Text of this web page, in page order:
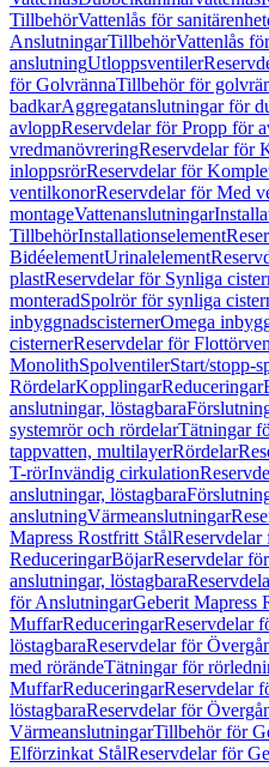
TillbehörVattenlås för
AnslutningarTillbehörVattenlås
anslutningUtloppsventiler
för GolvrännaTillbehör för
badkarAggregatanslutningar för
avloppReservdelar för Propp för
vredmanövreringReservdelar för
inloppsrörReservdelar för
ventilkonorReservdelar för Med
montageVattenanslutningar
TillbehörInstallationselement
BidéelementUrinalelement
plastReservdelar för Synliga
monteradSpolrör för synliga
inbyggnadscisternerOmega
cisternerReservdelar för
MonolithSpolventilerStart/stopp-
RördelarKopplingarReduceringar
anslutningar, löstagbara
systemrör och rördelarTätningar
tappvatten, multilayerRördelar
T-rörInvändig cirkulation
anslutningar, löstagbara
anslutningVärmeanslutningar
Mapress Rostfritt StålReservdelar
ReduceringarBöjarReservdelar
anslutningar, löstagbara
för AnslutningarGeberit Mapress
MuffarReduceringarReservdelar
löstagbaraReservdelar för
med rörändeTätningar för
MuffarReduceringarReservdelar
löstagbaraReservdelar för
VärmeanslutningarTillbehör för
Elförzinkat StålReservdelar för